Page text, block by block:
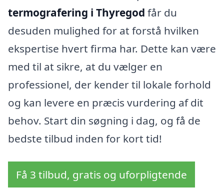
termografering i Thyregod får du
desuden mulighed for at forstå hvilken
ekspertise hvert firma har. Dette kan være
med til at sikre, at du vælger en
professionel, der kender til lokale forhold
og kan levere en præcis vurdering af dit
behov. Start din søgning i dag, og få de
bedste tilbud inden for kort tid!
Få 3 tilbud, gratis og uforpligtende